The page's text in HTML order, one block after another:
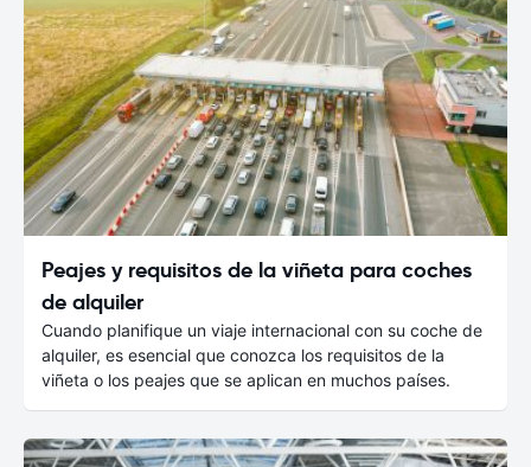
Peajes y requisitos de la viñeta para coches
de alquiler
Cuando planifique un viaje internacional con su coche de
alquiler, es esencial que conozca los requisitos de la
viñeta o los peajes que se aplican en muchos países.